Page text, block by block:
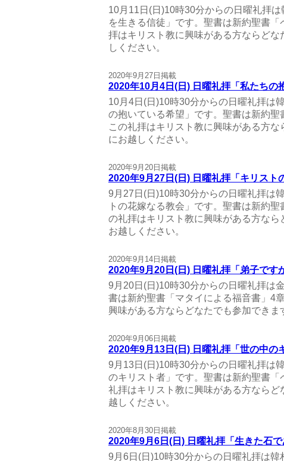
10月11日(日)10時30分からの日曜礼拝
を生きる信徒」です。聖書は新約聖書
拝はキリスト教に興味がある方ならど
しください。
2020年9月27日掲載
2020年10月4日(日) 日曜礼拝「私たちの
10月4日(日)10時30分からの日曜礼拝は
の抱いている希望」です。聖書は新約聖
この礼拝はキリスト教に興味がある方
にお越しください。
2020年9月20日掲載
2020年9月27日(日) 日曜礼拝「キリスト
9月27日(日)10時30分からの日曜礼拝は
トの花嫁なる教会」です。聖書は新約
の礼拝はキリスト教に興味がある方な
お越しください。
2020年9月14日掲載
2020年9月20日(日) 日曜礼拝「弟子です
9月20日(日)10時30分からの日曜礼拝は
書は新約聖書「マタイによる福音書」4
興味がある方ならどなたでも参加できま
2020年9月06日掲載
2020年9月13日(日) 日曜礼拝「世の中の
9月13日(日)10時30分からの日曜礼拝は
のキリスト者」です。聖書は新約聖書
礼拝はキリスト教に興味がある方なら
越しください。
2020年8月30日掲載
2020年9月6日(日) 日曜礼拝「生きた石で
9月6日(日)10時30分からの日曜礼拝は